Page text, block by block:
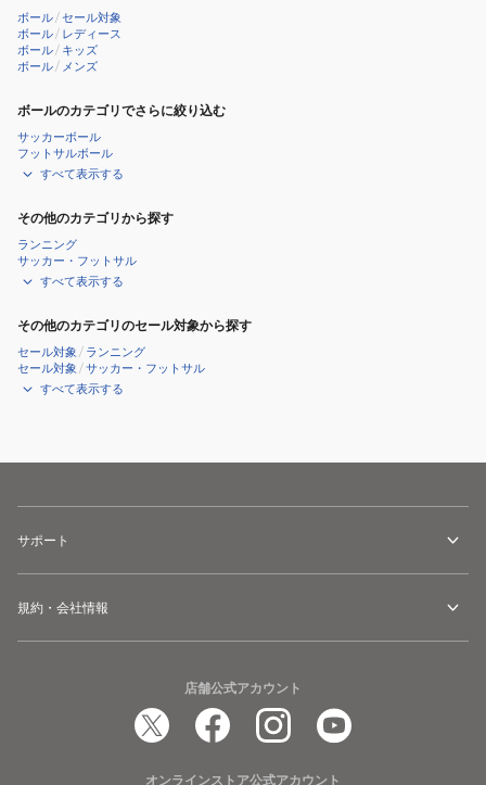
ボール/セール対象
ボール/ レディース
ボール/ キッズ
ボール/ メンズ
ボールのカテゴリでさらに絞り込む
サッカーボール
フットサルボール
すべて表示する
その他のカテゴリから探す
ランニング
サッカー・フットサル
すべて表示する
その他のカテゴリのセール対象から探す
セール対象 / ランニング
セール対象 /サッカー・フットサル
すべて表示する
サポート
規約・会社情報
店舗公式アカウント
オンラインストア公式アカウント